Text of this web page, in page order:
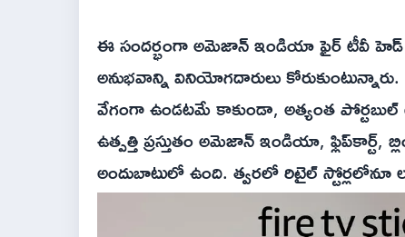
ఈ సందర్భంగా అమెజాన్ ఇండియా ఫైర్ టీవీ హెడ్
అనుభవాన్ని వినియోగదారులు
వేగంగా ఉండటమే కాకుండా, అత్యంత పోర్టబుల్
ఉత్పత్తి ప్రస్తుతం అమెజాన్ ఇండియా, ఫ్లిప్‌కార్ట్,
అందుబాటులో ఉంది. త్వరలో రిటైల్ స్టోర్లలోనూ